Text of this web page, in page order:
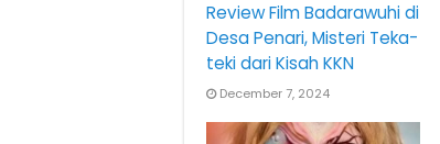
Review Film Badarawuhi di
Desa Penari, Misteri Teka-
teki dari Kisah KKN
December 7, 2024